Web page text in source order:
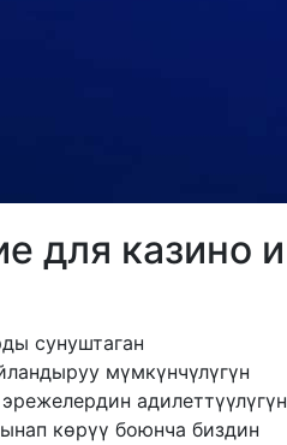
для казино и
сунуштаган
мүмкүнчүлүгүн
адилеттүүлүгүн
көрүү боюнча биздин